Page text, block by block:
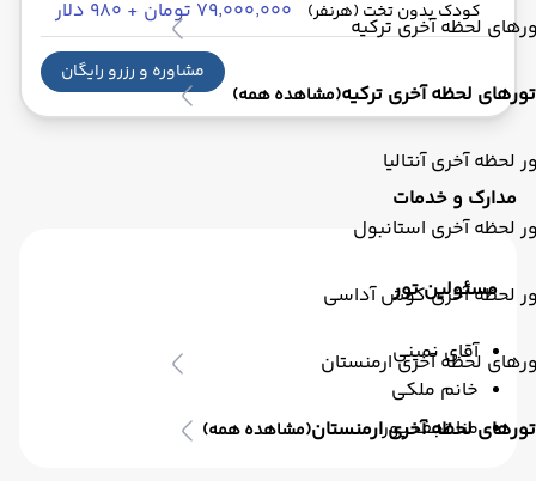
لحظه آخری ترکیه
تورهای لحظه آخری ترکیه(مشاهده همه)
لحظه آخری آنتالیا
لحظه آخری استانبول
لحظه آخری کوش آداسی
لحظه آخری ارمنستان
تورهای لحظه آخری ارمنستان(مشاهده همه)
کودک بدون تخت (هرنفر) ۷۹٬۰۰۰٬۰۰۰ تومان + ۹۸۰ دلار
مشاوره و رزرو رایگان
مدارک و خدمات
مسئولین تور
آقای نمینی
خانم ملکی
منا نجف پور